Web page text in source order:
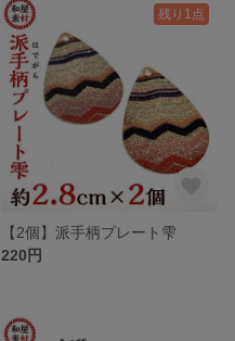
残り1点
【2個】派手柄プレート雫
220円